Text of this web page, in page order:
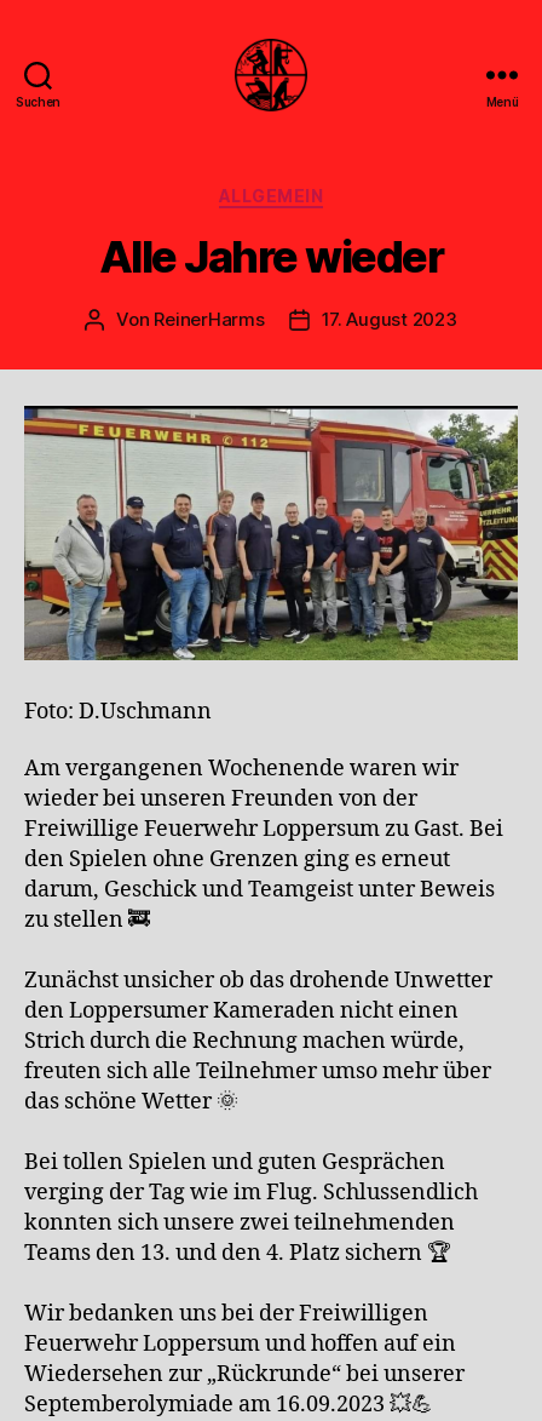
Suchen Menü
Kategorien
ALLGEMEIN
Alle Jahre wieder
Beitragsautor
Von ReinerHarms Veröffentlichungsdatum
17. August 2023
Foto: D.Uschmann
Am vergangenen Wochenende waren wir
wieder bei unseren Freunden von der
Freiwillige Feuerwehr Loppersum zu Gast. Bei
den Spielen ohne Grenzen ging es erneut
darum, Geschick und Teamgeist unter Beweis
zu stellen 🚒
Zunächst unsicher ob das drohende Unwetter
den Loppersumer Kameraden nicht einen
Strich durch die Rechnung machen würde,
freuten sich alle Teilnehmer umso mehr über
das schöne Wetter 🌞
Bei tollen Spielen und guten Gesprächen
verging der Tag wie im Flug. Schlussendlich
konnten sich unsere zwei teilnehmenden
Teams den 13. und den 4. Platz sichern 🏆
Wir bedanken uns bei der Freiwilligen
Feuerwehr Loppersum und hoffen auf ein
Wiedersehen zur „Rückrunde“ bei unserer
Septemberolymiade am 16.09.2023 💥💪